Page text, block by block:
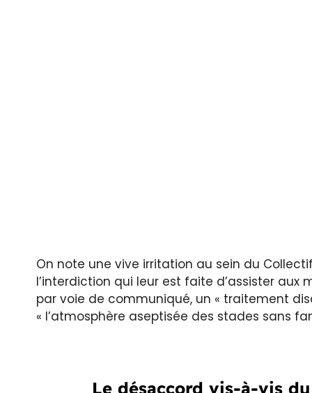
On note une vive irritation au sein du
l’interdiction qui leur est faite d’assister aux
par voie de communiqué, un « traitement
« l’atmosphère aseptisée des stades sans
Le désaccord vis-à-vis